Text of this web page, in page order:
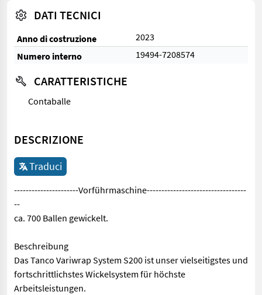
DATI TECNICI
Anno di costruzione
2023
Numero interno
19494-7208574
CARATTERISTICHE
Contaballe
DESCRIZIONE
Traduci
----------------------Vorführmaschine----------------------------------
--
ca. 700 Ballen gewickelt.
Beschreibung
Das Tanco Variwrap System S200 ist unser vielseitigstes und
fortschrittlichstes Wickelsystem für höchste
Arbeitsleistungen.